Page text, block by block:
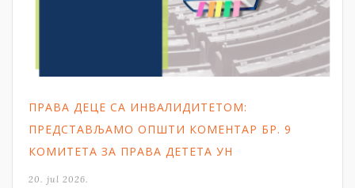
ПРАВА ДЕЦЕ СА ИНВАЛИДИТЕТОМ:
ПРЕДСТАВЉАМО ОПШТИ КОМЕНТАР БР. 9
КОМИТЕТА ЗА ПРАВА ДЕТЕТА УН
20. jul 2026.